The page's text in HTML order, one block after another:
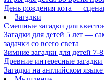
День рождения кота —
Загадки
Смешные загадки для
Загадки для детей 5 лет —
задачки со всего света
Зимние загадки для детей 7-
Древние интересные
Загадки на английском